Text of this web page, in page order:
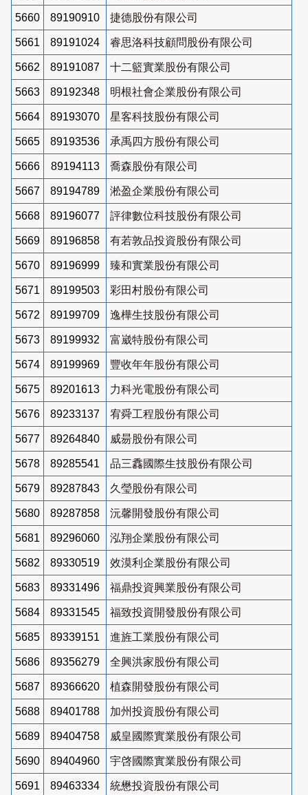
5660 89190910 捷德股份有限公司
5661 89191024 睿思洛科技顧問股份有限公司
5662 89191087 十二籃實業股份有限公司
5663 89192348 明根社會企業股份有限公司
5664 89193070 星客科技股份有限公司
5665 89193536 承禹四方股份有限公司
5666 89194113 喬森股份有限公司
5667 89194789 淞盈企業股份有限公司
5668 89196077 評律數位科技股份有限公司
5669 89196858 有若敦品投資股份有限公司
5670 89196999 臻和實業股份有限公司
5671 89199503 彩田村股份有限公司
5672 89199709 逸樺生技股份有限公司
5673 89199932 富崴特股份有限公司
5674 89199969 豐收年年股份有限公司
5675 89201613 力科光電股份有限公司
5676 89233137 宥舜工程股份有限公司
5677 89264840 威昜股份有限公司
5678 89285541 品三馫國際生技股份有限公司
5679 89287843 久瑩股份有限公司
5680 89287858 沅馨開發股份有限公司
5681 89296060 泓翔企業股份有限公司
5682 89330519 效漠利企業股份有限公司
5683 89331496 福鼎投資興業股份有限公司
5684 89331545 福致投資開發股份有限公司
5685 89339151 進旌工業股份有限公司
5686 89356279 全興洪家股份有限公司
5687 89366620 植森開發股份有限公司
5688 89401788 加州投資股份有限公司
5689 89404758 威皇國際實業股份有限公司
5690 89404960 宇啓國際實業股份有限公司
5691 89463334 統懋投資股份有限公司